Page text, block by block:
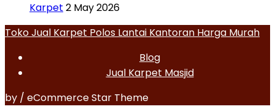
Karpet 2 May 2026
Toko Jual Karpet Polos Lantai Kantoran Harga Murah
Blog
Jual Karpet Masjid
by / eCommerce Star Theme